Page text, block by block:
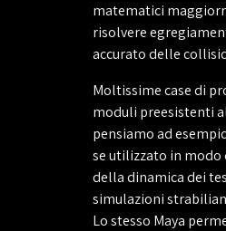
matematici
risolvere
accurato delle
Moltissime case di
moduli preesistenti
pensiamo ad
se utilizzato in modo
della dinamica dei
simulazioni
Lo stesso Maya